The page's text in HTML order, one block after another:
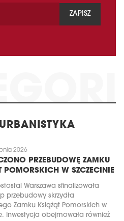
ZAPISZ
2026
PRZEBUDOWĘ ZAMKU
POMORSKICH W SZCZECINIE
Warszawa sfinalizowała
przebudowy skrzydła
Zamku Książąt Pomorskich w
Inwestycja obejmowała również